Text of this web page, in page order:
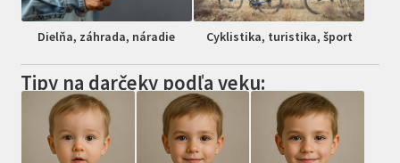
Dielňa, záhrada, náradie Cyklistika, turistika, šport
Tipy na darčeky podľa veku: